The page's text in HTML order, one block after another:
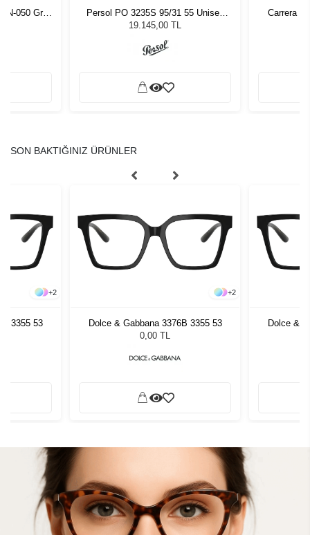
050 Gray
Persol PO 3235S 95/31 55 Unisex
Güneş Gözlüğü
19.145,00 TL
Carrera
SON BAKTIĞINIZ ÜRÜNLER
+2
3355 53
+2
Dolce & Gabbana 3376B 3355 53
0,00 TL
Dolce &